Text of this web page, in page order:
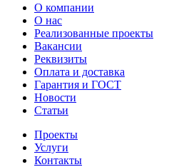
О компании
О нас
Реализованные проекты
Вакансии
Реквизиты
Оплата и доставка
Гарантия и ГОСТ
Новости
Статьи
Проекты
Услуги
Контакты